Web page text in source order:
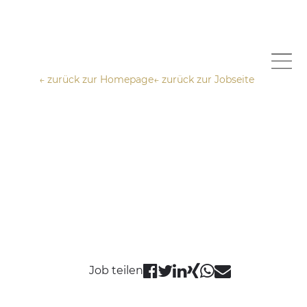
← zurück zur Homepage← zurück zur Jobseite
Job teilen